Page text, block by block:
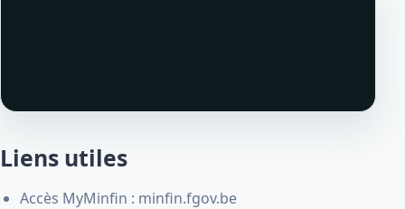
Liens utiles
Accès MyMinfin : minfin.fgov.be